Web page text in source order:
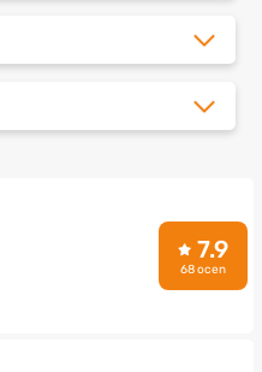
7.9
68 ocen